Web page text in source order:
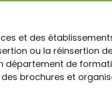
et des
ou la réinsertion
département de
brochures et